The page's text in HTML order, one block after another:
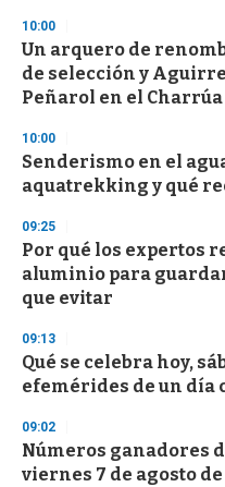
s
e
c
o
n
10:00
Un arquero de
de selección y Aguirre
Peñarol en el Charrúa
10:00
Senderismo en el
aquatrekking y qué
09:25
Por qué los expertos
aluminio para
que evitar
09:13
Qué se celebra hoy,
efemérides de un día
09:02
Números ganadores
viernes 7 de agosto